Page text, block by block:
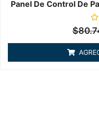
Panel De Control De
en
de
5
$